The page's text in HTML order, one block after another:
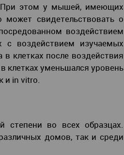
При этом у мышей, имеющих
свидетельствовать о
воздействием
с воздействием изучаемых
клетках после воздействия
клетках уменьшался уровень
и in vitro.
во всех образцах.
домов, так и среди